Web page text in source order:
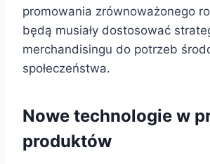
promowania zrównoważonego
będą musiały dostosować
merchandisingu do potrzeb
społeczeństwa.
Nowe technologie w
produktów